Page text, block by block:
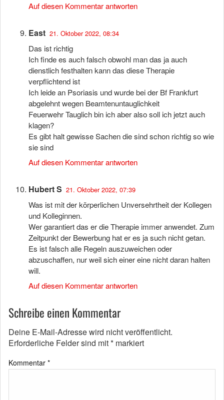
Auf diesen Kommentar antworten
East 21. Oktober 2022, 08:34
Das ist richtig
Ich finde es auch falsch obwohl man das ja auch
dienstlich festhalten kann das diese Therapie
verpflichtend ist
Ich leide an Psoriasis und wurde bei der Bf Frankfurt
abgelehnt wegen Beamtenuntauglichkeit
Feuerwehr Tauglich bin ich aber also soll ich jetzt auch
klagen?
Es gibt halt gewisse Sachen die sind schon richtig so wie
sie sind
Auf diesen Kommentar antworten
Hubert S 21. Oktober 2022, 07:39
Was ist mit der körperlichen Unversehrtheit der Kollegen
und Kolleginnen.
Wer garantiert das er die Therapie immer anwendet. Zum
Zeitpunkt der Bewerbung hat er es ja such nicht getan.
Es ist falsch alle Regeln auszuweichen oder
abzuschaffen, nur weil sich einer eine nicht daran halten
will.
Auf diesen Kommentar antworten
Schreibe einen Kommentar
Deine E-Mail-Adresse wird nicht veröffentlicht.
Erforderliche Felder sind mit* markiert
Kommentar *